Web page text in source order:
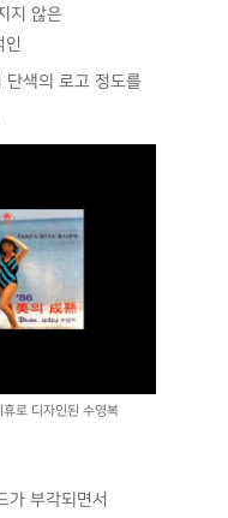
지 않은
인
단색의 로고 정도를
로 디자인된 수영복
가 부각되면서